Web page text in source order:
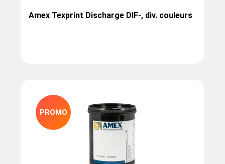
Amex Texprint Discharge DIF-, div. couleurs
PROMO